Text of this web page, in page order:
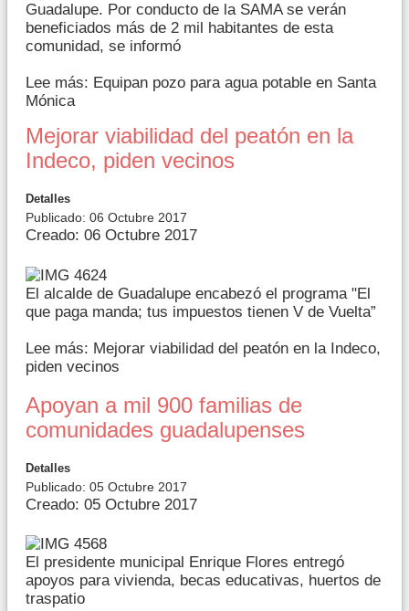
Guadalupe. Por conducto de la SAMA se verán
beneficiados más de 2 mil habitantes de esta
comunidad, se informó
Lee más: Equipan pozo para agua potable en Santa
Mónica
Mejorar viabilidad del peatón en la
Indeco, piden vecinos
Detalles
Publicado: 06 Octubre 2017
Creado: 06 Octubre 2017
El alcalde de Guadalupe encabezó el programa "El
que paga manda; tus impuestos tienen V de Vuelta”
Lee más: Mejorar viabilidad del peatón en la Indeco,
piden vecinos
Apoyan a mil 900 familias de
comunidades guadalupenses
Detalles
Publicado: 05 Octubre 2017
Creado: 05 Octubre 2017
El presidente municipal Enrique Flores entregó
apoyos para vivienda, becas educativas, huertos de
traspatio